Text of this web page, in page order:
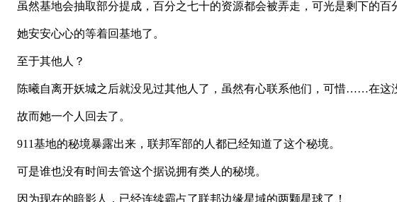
虽然基地会抽取部分提成，百分之七十的资源都会被弄走，可光是剩下的百
她安安心心的等着回基地了。
至于其他人？
陈曦自离开妖城之后就没见过其他人了，虽然有心联系他们，可惜……在这
故而她一个人回去了。
911基地的秘境暴露出来，联邦军部的人都已经知道了这个秘境。
可是谁也没有时间去管这个据说拥有类人的秘境。
因为现在的暗影人，已经连续霸占了联邦边缘星域的两颗星球了！